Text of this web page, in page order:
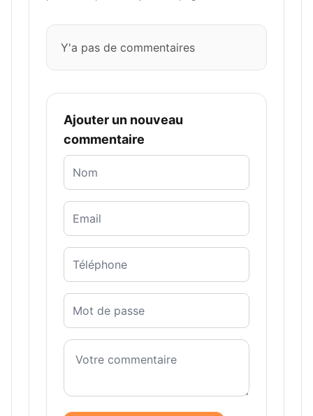
Y'a pas de commentaires
Ajouter un nouveau
commentaire